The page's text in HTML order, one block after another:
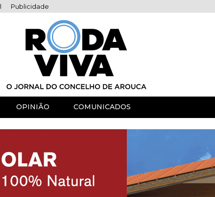
Publicidade
OPINIÃO COMUNICADOS